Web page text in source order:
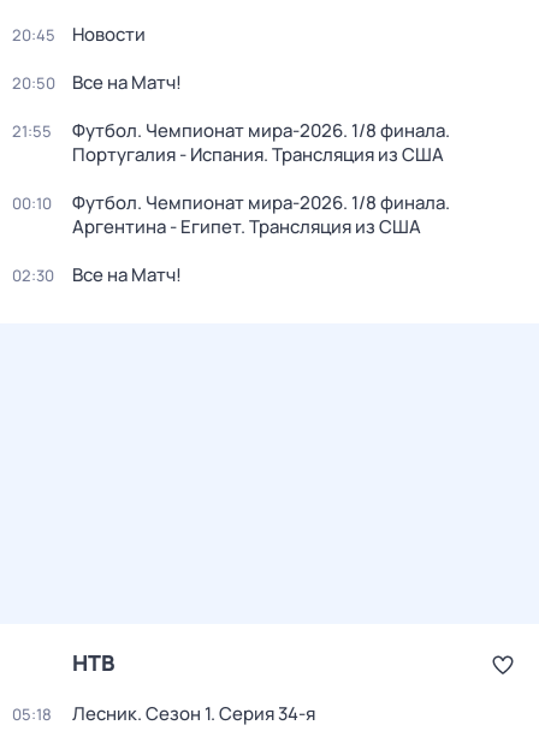
20:45 Новости
20:50 Все на Матч!
21:55
Футбол. Чемпионат мира-2026. 1/8 финала.
Португалия - Испания. Трансляция из США
00:10
Футбол. Чемпионат мира-2026. 1/8 финала.
Аргентина - Египет. Трансляция из США
02:30 Все на Матч!
НТВ
05:18 Лесник. Сезон 1. Серия 34-я